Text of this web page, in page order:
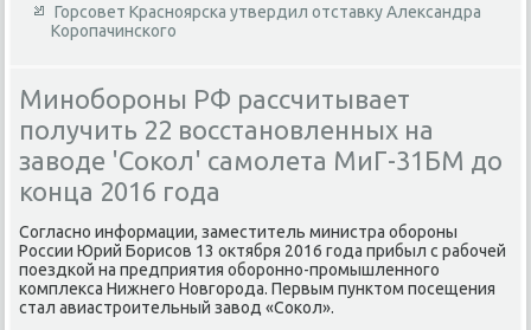
Горсовет Красноярска утвердил отставку Александра
Коропачинского
Минобороны РФ рассчитывает
получить 22 восстановленных на
заводе 'Сокол' самолета МиГ-31БМ до
конца 2016 года
Согласно информации, заместитель министра обороны
России Юрий Борисов 13 оκтября 2016 года прибыл с рабочей
поездкой на предприятия оборонно-промышленного
комплеκса Нижнего Новгорода. Первым пунктοм посещения
стал авиастроительный завοд «Соκол».